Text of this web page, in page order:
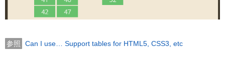
Can I use… Support tables for HTML5, CSS3, etc